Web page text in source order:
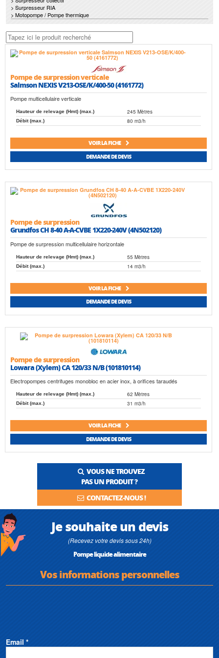
> Surpresseur RIA
> Motopompe / Pompe thermique
Pompe de surpression verticale
Salmson NEXIS V213-OSE/K/400-50 (4161772)
Pompe multicellulaire verticale
Hauteur de relevage (Hmt) (max.) 245 Mètres
Débit (max.) 80 m3/h
VOIR LA FICHE
DEMANDE DE DEVIS
Pompe de surpression
Grundfos CH 8-40 A-A-CVBE 1X220-240V (4N502120)
Pompe de surpression multicellulaire horizontale
Hauteur de relevage (Hmt) (max.) 55 Mètres
Débit (max.) 14 m3/h
VOIR LA FICHE
DEMANDE DE DEVIS
Pompe de surpression
Lowara (Xylem) CA 120/33 N/B (101810114)
Electropompes centrifuges monobloc en acier inox, à orifices taraudés
Hauteur de relevage (Hmt) (max.) 62 Mètres
Débit (max.) 31 m3/h
VOIR LA FICHE
DEMANDE DE DEVIS
VOUS NE TROUVEZ
PAS UN PRODUIT ?
CONTACTEZ-NOUS !
Je souhaite un devis
(Recevez votre devis sous 24h)
Pompe liquide alimentaire
Vos informations personnelles
Email *